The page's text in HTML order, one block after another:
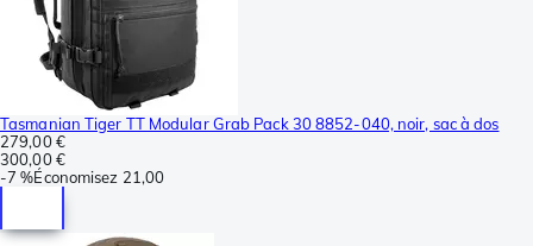
Tasmanian Tiger TT Modular Grab Pack 30 8852-040, noir, sac à dos
279,00 €
300,00 €
-7 %Économisez 21,00